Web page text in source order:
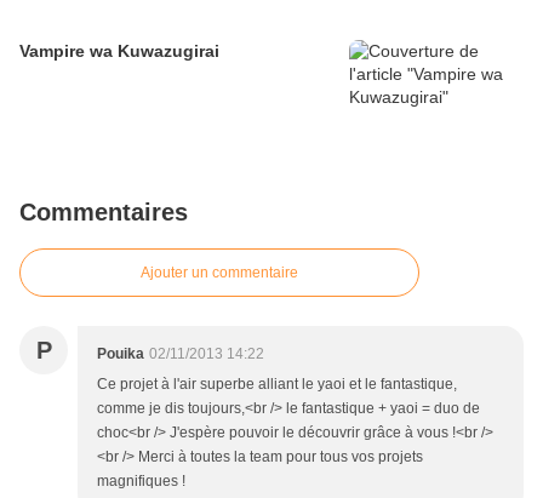
Vampire wa Kuwazugirai
Commentaires
Ajouter un commentaire
P Pouika 02/11/2013 14:22
Ce projet à l'air superbe alliant le yaoi et le fantastique,
comme je dis toujours,<br /> le fantastique + yaoi = duo de
choc<br /> J'espère pouvoir le découvrir grâce à vous !<br />
<br /> Merci à toutes la team pour tous vos projets
magnifiques !